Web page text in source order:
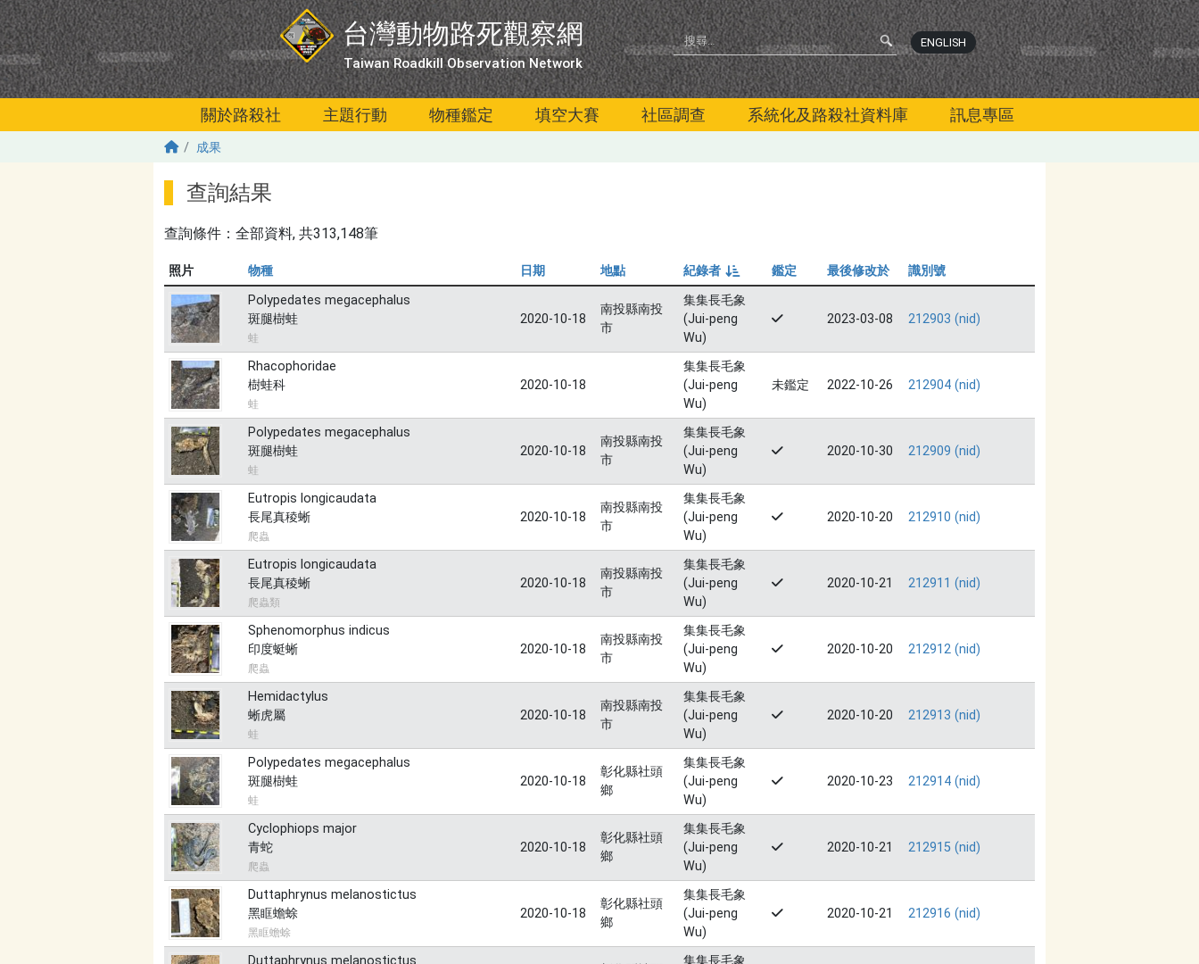
移至主內容
台灣動物路死觀察網
Taiwan Roadkill Observation Network
ENGLISH
關於路殺社 主題行動 物種鑑定 填空大賽 社區調查 系統化及路殺社資料庫 訊息專區
成果
查詢結果
查詢條件： 全部資料, 共313,148筆
照片 物種 日期 地點
紀錄者
由小到大
鑑定 最後修改於
識別號
Polypedates megacephalus
斑腿樹蛙
蛙
2020-10-18
南投縣南投
市
集集長毛象
(Jui-peng
Wu)
2023-03-08 212903 (nid)
Rhacophoridae
樹蛙科
蛙
2020-10-18
集集長毛象
(Jui-peng
Wu)
未鑑定 2022-10-26 212904 (nid)
Polypedates megacephalus
斑腿樹蛙
蛙
2020-10-18
南投縣南投
市
集集長毛象
(Jui-peng
Wu)
2020-10-30 212909 (nid)
Eutropis longicaudata
長尾真稜蜥
爬蟲
2020-10-18
南投縣南投
市
集集長毛象
(Jui-peng
Wu)
2020-10-20 212910 (nid)
Eutropis longicaudata
長尾真稜蜥
爬蟲類
2020-10-18
南投縣南投
市
集集長毛象
(Jui-peng
Wu)
2020-10-21 212911 (nid)
Sphenomorphus indicus
印度蜓蜥
爬蟲
2020-10-18
南投縣南投
市
集集長毛象
(Jui-peng
Wu)
2020-10-20 212912 (nid)
Hemidactylus
蜥虎屬
蛙
2020-10-18
南投縣南投
市
集集長毛象
(Jui-peng
Wu)
2020-10-20 212913 (nid)
Polypedates megacephalus
斑腿樹蛙
蛙
2020-10-18
彰化縣社頭
鄉
集集長毛象
(Jui-peng
Wu)
2020-10-23 212914 (nid)
Cyclophiops major
青蛇
爬蟲
2020-10-18
彰化縣社頭
鄉
集集長毛象
(Jui-peng
Wu)
2020-10-21 212915 (nid)
Duttaphrynus melanostictus
黑眶蟾蜍
黑眶蟾蜍
2020-10-18
彰化縣社頭
鄉
集集長毛象
(Jui-peng
Wu)
2020-10-21 212916 (nid)